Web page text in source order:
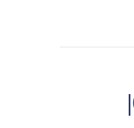
حداد و اعمال حدادة في دبي |0544026642|